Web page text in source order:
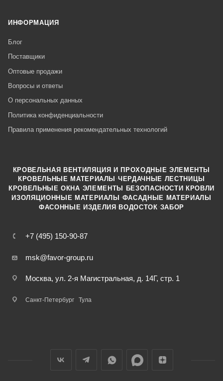
ИНФОРМАЦИЯ
Блог
Поставщики
Оптовые продажи
Вопросы и ответы
О персональных данных
Политика конфиденциальности
Правила применения рекомендательных технологий
+7 (495) 150-90-87
msk@favor-group.ru
Москва, ул. 2-я Магистральная, д. 14Г, стр. 1
Санкт-Петербург Тула
КРОВЕЛЬНАЯ ВЕНТИЛЯЦИЯ И ПРОХОДНЫЕ ЭЛЕМЕНТЫ
КРОВЕЛЬНЫЕ МАТЕРИАЛЫ ·ЧЕРДАЧНЫЕ ЛЕСТНИЦЫ
КРОВЕЛЬНЫЕ ОКНА ·ЭЛЕМЕНТЫ БЕЗОПАСНОСТИ КРОВЛИ
ИЗОЛЯЦИОННЫЕ МАТЕРИАЛЫ ·ФАСАДНЫЕ МАТЕРИАЛЫ
ФАСОННЫЕ ИЗДЕЛИЯ ·ВОДОСТОК ·ЗАБОР